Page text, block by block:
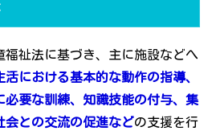
福祉法に基づき、主に施設などへ
活における基本的な動作の指導、
必要な訓練、知識技能の付与、集
会との交流の促進などの支援を行